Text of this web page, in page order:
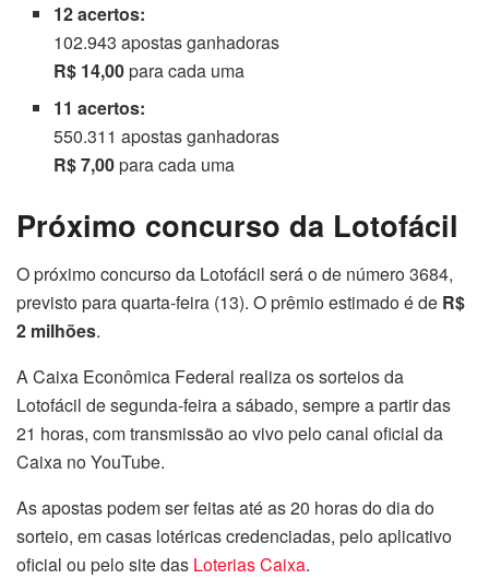
12 acertos:
102.943 apostas ganhadoras
R$ 14,00para cada uma
11 acertos:
550.311 apostas ganhadoras
R$ 7,00para cada uma
Próximo concurso da Lotofácil
O próximo concurso da Lotofácil será o de número 3684,
previsto para quarta-feira (13). O prêmio estimado é de R$
2 milhões.
A Caixa Econômica Federal realiza os sorteios da
Lotofácil de segunda-feira a sábado, sempre a partir das
21 horas, com transmissão ao vivo pelo canal oficial da
Caixa no YouTube.
As apostas podem ser feitas até as 20 horas do dia do
sorteio, em casas lotéricas credenciadas, pelo aplicativo
oficial ou pelo site das Loterias Caixa.